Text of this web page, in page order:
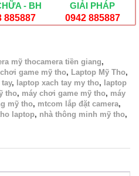
- BH
885887
GIẢI PHÁP
0942 885887
mỹ thocamera tiền giang,
game mỹ tho, Laptop Mỹ Tho,
, laptop xach tay my tho, laptop
tho, máy chơi game mỹ tho, máy
mỹ tho, mtcom lắp đặt camera,
laptop, nhà thông minh mỹ tho,